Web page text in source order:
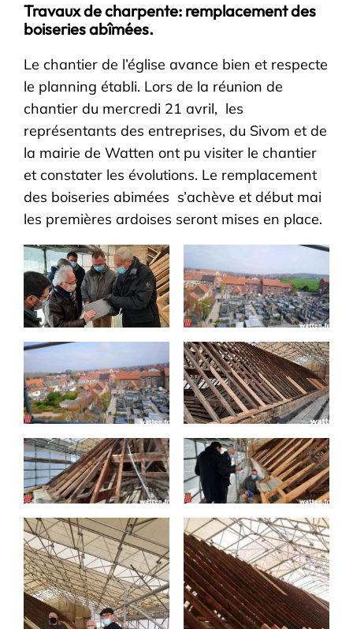
Travaux de charpente: remplacement des
boiseries abîmées.
Le chantier de l’église avance bien et respecte
le planning établi. Lors de la réunion de
chantier du mercredi 21 avril, les
représentants des entreprises, du Sivom et de
la mairie de Watten ont pu visiter le chantier
et constater les évolutions. Le remplacement
des boiseries abimées s’achève et début mai
les premières ardoises seront mises en place.